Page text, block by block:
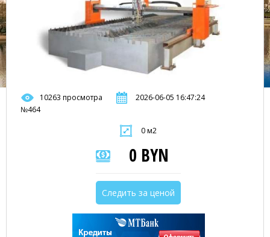
10263 просмотра
2026-06-05 16:47:24
№464
0 м2
0 BYN
Следить за ценой